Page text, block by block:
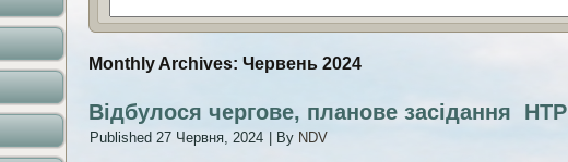
Monthly Archives: Червень 2024
Відбулося чергове, планове засідання НТР
Published 27 Червня, 2024 By NDV